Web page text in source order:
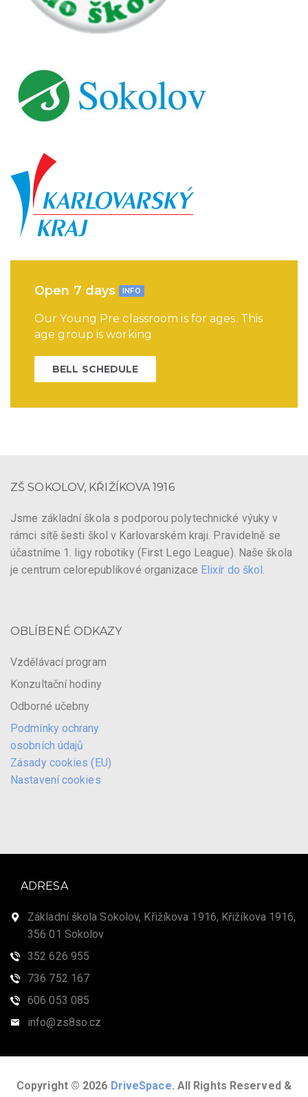
Open 7 days INFO
Our Young Pre classroom is for ages. This
age group is working
BELL SCHEDULE
ZŠ SOKOLOV, KŘIŽÍKOVA 1916
Jsme základní škola s podporou polytechnické výuky v
rámci sítě šesti škol v Karlovarském kraji. Pravidelně se
účastníme 1. ligy robotiky (First Lego League). Naše škola
je centrum celorepublikové organizace Elixír do škol .
OBLÍBENÉ ODKAZY
Vzdělávací program
Konzultační hodiny
Odborné učebny
Podmínky ochrany
osobních údajů
Zásady cookies (EU)
Nastavení cookies
ADRESA
Základní škola Sokolov, Křižíkova 1916, Křižíkova 1916,
356 01 Sokolov
352 626 955
736 752 167
606 053 085
info@zs8so.cz
Copyright © 2026 DriveSpace. All Rights Reserved &